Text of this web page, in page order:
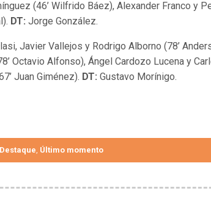
(46’ Wilfrido Báez), Alexander Franco y
DT: Jorge González.
Javier Vallejos y Rodrigo Alborno (78’
Octavio Alfonso), Ángel Cardozo Lucena y
Juan Giménez). DT: Gustavo Morínigo.
Destaque Último momento